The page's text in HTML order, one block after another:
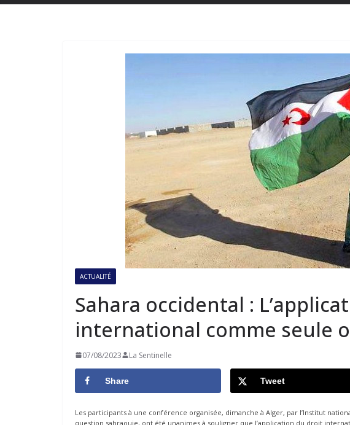
ACTUALITÉ
Sahara occidental :
international comme seule
07/08/2023 La Sentinelle
Share Tweet
Les participants à une conférence organisée, dimanche à Alger, par l’Institut
question sahraouie, ont été unanimes à souligner que l’application du droit